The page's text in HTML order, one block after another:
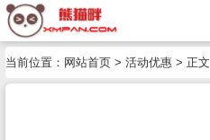
当前位置： 网站首页 > 活动优惠 > 正文